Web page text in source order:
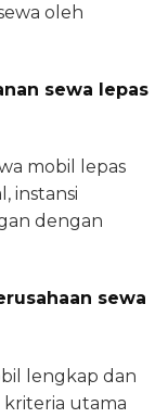
oleh
sewa lepas
mobil lepas
instansi
dengan
sewa
lengkap dan
kriteria utama